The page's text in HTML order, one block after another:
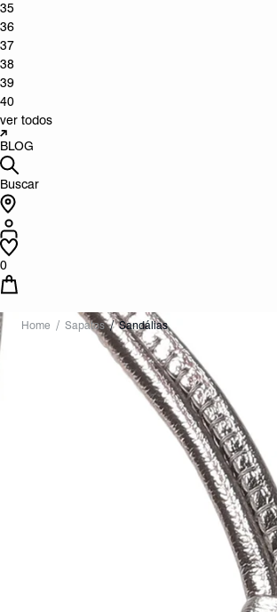
35
36
37
38
39
40
ver todos
BLOG
Buscar
0
Home Sapatos Sandálias